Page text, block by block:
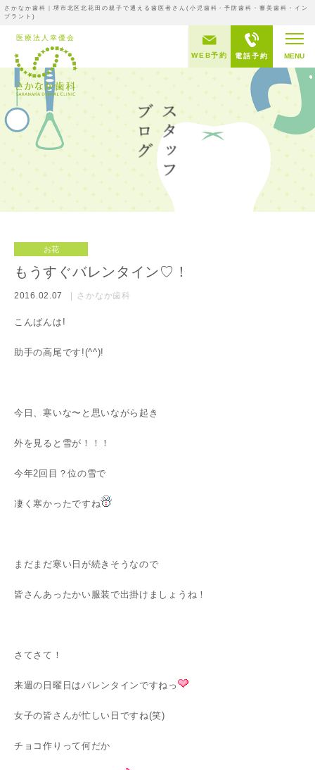
さかなか歯科｜堺市北区北花田の親子で通える歯医者さん(小児歯科・予防歯科・審美歯科・イン
プラント)
MENU
電話予約
WEB予約
お花
もうすぐバレンタイン♡！
2016.02.07 さかなか歯科
こんばんは!
助手の高尾です!(^^)!
今日、寒いな〜と思いながら起き
外を見ると雪が！！！
今年2回目？位の雪で
凄く寒かったですね
まだまだ寒い日が続きそうなので
皆さんあったかい服装で出掛けましょうね！
さてさて！
来週の日曜日はバレンタインですねっ
女子の皆さんが忙しい日ですね(笑)
チョコ作りって何だか